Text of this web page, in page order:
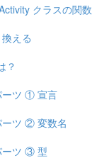
クラスの関数
える
？
ーツ ① 宣言
ーツ ② 変数名
ーツ ③ 型